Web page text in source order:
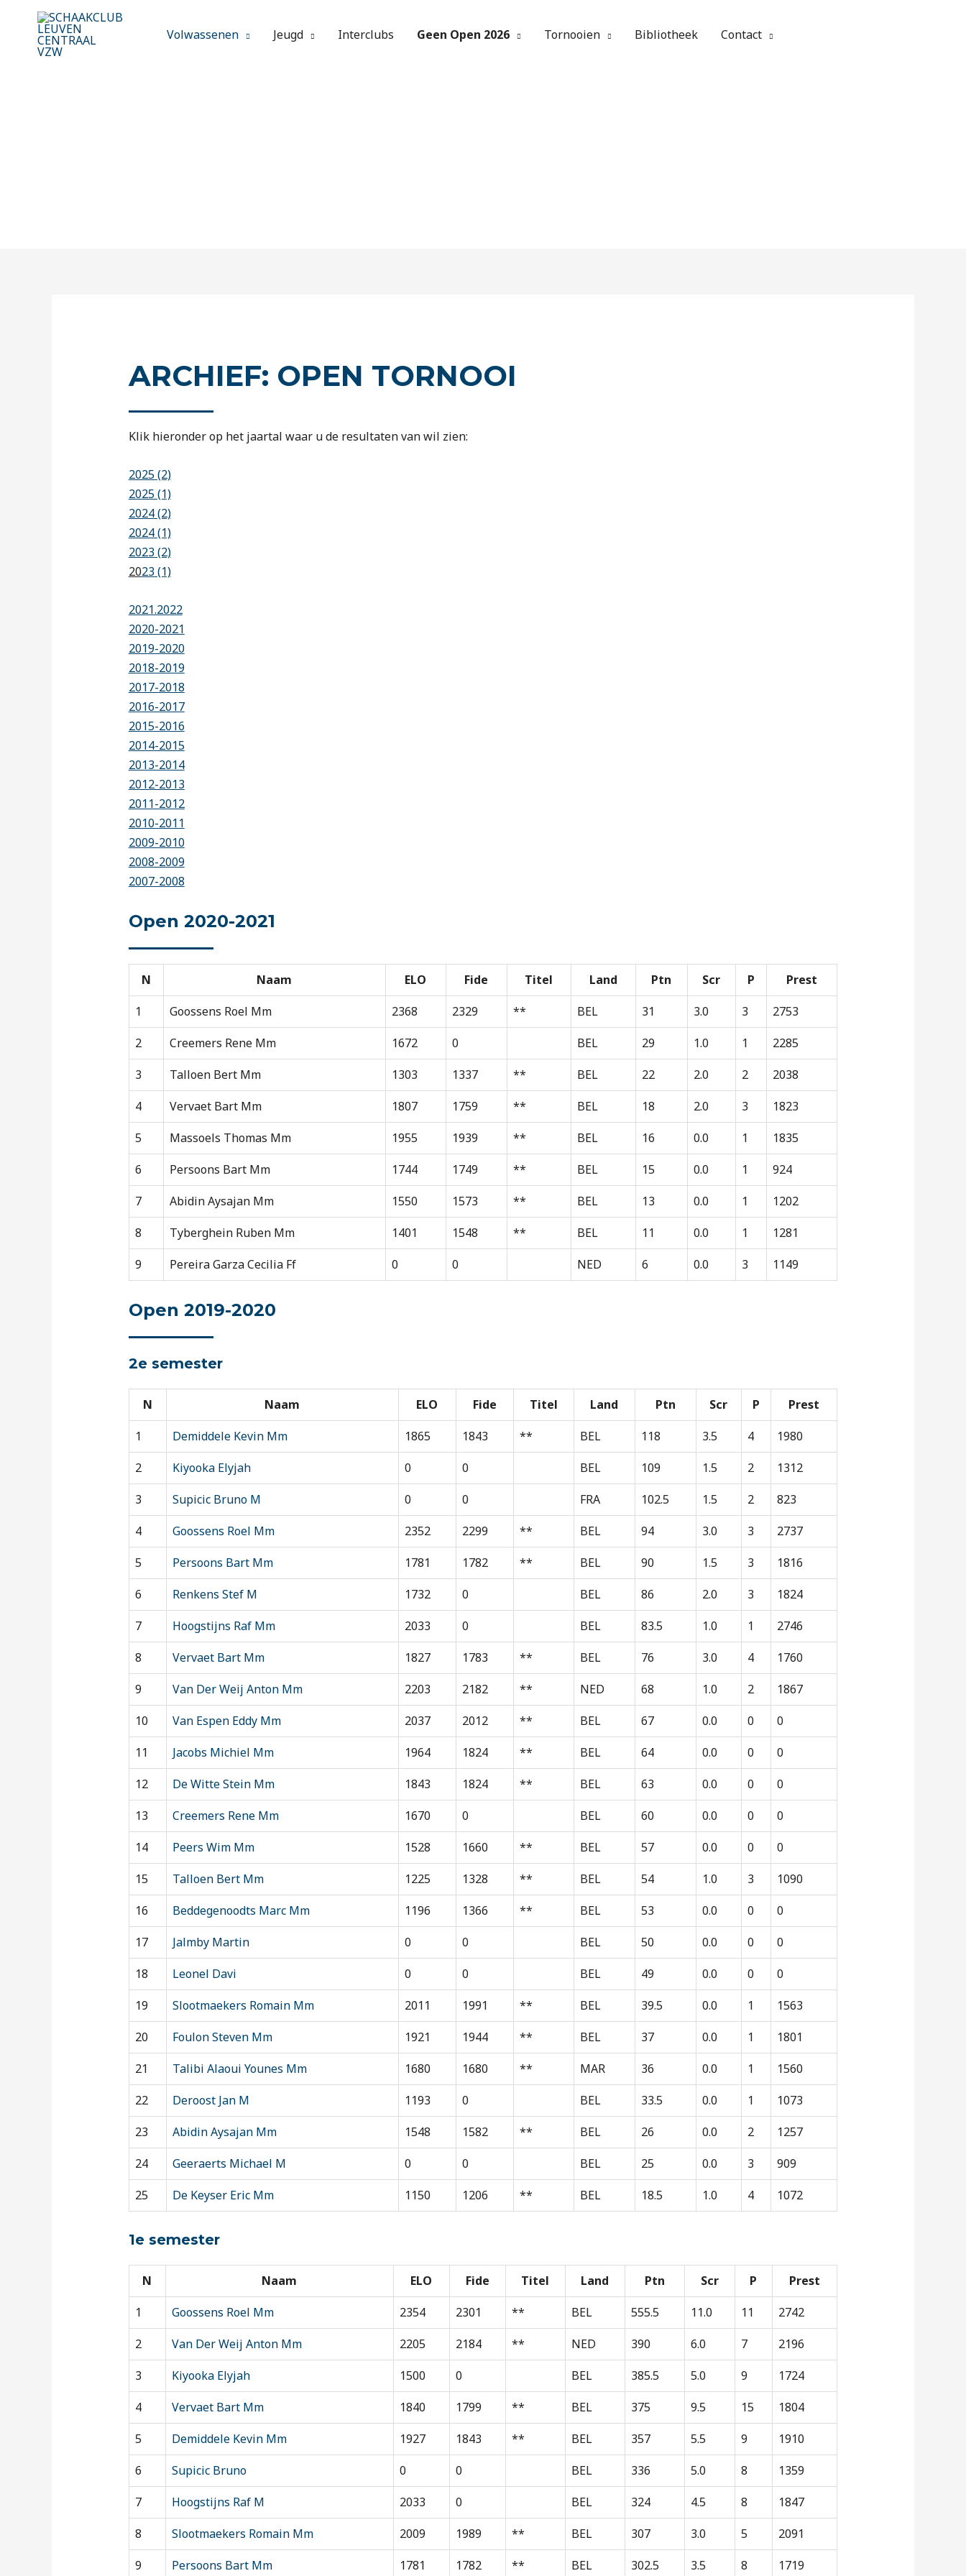
Volwassenen Jeugd Interclubs Geen Open 2026 Tornooien Bibliotheek Contact
ARCHIEF: OPEN TORNOOI
Klik hieronder op het jaartal waar u de resultaten van wil zien:
2025 (2)
2025 (1)
2024 (2)
2024 (1)
2023 (2)
2023 (1)
2021.2022
2020-2021
2019-2020
2018-2019
2017-2018
2016-2017
2015-2016
2014-2015
2013-2014
2012-2013
2011-2012
2010-2011
2009-2010
2008-2009
2007-2008
Open 2020-2021
N Naam ELO Fide Titel Land Ptn Scr P
Prest
1
Goossens Roel Mm 2368 2329 ** BEL 31 3.0 3
2753
2
Creemers Rene Mm 1672 0 BEL 29 1.0 1
2285
3
Talloen Bert Mm 1303 1337 ** BEL 22 2.0 2
2038
4
Vervaet Bart Mm 1807 1759 ** BEL 18 2.0 3
1823
5
Massoels Thomas Mm 1955 1939 ** BEL 16 0.0 1
1835
6
Persoons Bart Mm 1744 1749 ** BEL 15 0.0 1
924
7
Abidin Aysajan Mm 1550 1573 ** BEL 13 0.0 1
1202
8
Tyberghein Ruben Mm 1401 1548 ** BEL 11 0.0 1
1281
9
Pereira Garza Cecilia Ff 0 0 NED 6 0.0 3 1149
Open 2019-2020
2e semester
N Naam ELO Fide Titel Land Ptn Scr P
Prest
1
Demiddele Kevin Mm 1865 1843 ** BEL 118 3.5 4
1980
2
Kiyooka Elyjah 0 0 BEL 109 1.5 2
1312
3
Supicic Bruno M 0 0 FRA 102.5 1.5 2
823
4
Goossens Roel Mm 2352 2299 ** BEL 94 3.0 3
2737
5
Persoons Bart Mm 1781 1782 ** BEL 90 1.5 3
1816
6
Renkens Stef M 1732 0 BEL 86 2.0 3
1824
7
Hoogstijns Raf Mm 2033 0 BEL 83.5 1.0 1
2746
8
Vervaet Bart Mm 1827 1783 ** BEL 76 3.0 4
1760
9
Van Der Weij Anton Mm 2203 2182 ** NED 68 1.0 2
1867
10
Van Espen Eddy Mm 2037 2012 ** BEL 67 0.0 0
0
11
Jacobs Michiel Mm 1964 1824 ** BEL 64 0.0 0
0
12
De Witte Stein Mm 1843 1824 ** BEL 63 0.0 0
0
13
Creemers Rene Mm 1670 0 BEL 60 0.0 0
0
14
Peers Wim Mm 1528 1660 ** BEL 57 0.0 0
0
15
Talloen Bert Mm 1225 1328 ** BEL 54 1.0 3
1090
16
Beddegenoodts Marc Mm 1196 1366 ** BEL 53 0.0 0
0
17
Jalmby Martin 0 0 BEL 50 0.0 0
0
18
Leonel Davi 0 0 BEL 49 0.0 0
0
19
Slootmaekers Romain Mm 2011 1991 ** BEL 39.5 0.0 1
1563
20
Foulon Steven Mm 1921 1944 ** BEL 37 0.0 1
1801
21
Talibi Alaoui Younes Mm 1680 1680 ** MAR 36 0.0 1
1560
22
Deroost Jan M 1193 0 BEL 33.5 0.0 1
1073
23
Abidin Aysajan Mm 1548 1582 ** BEL 26 0.0 2
1257
24
Geeraerts Michael M 0 0 BEL 25 0.0 3
909
25
De Keyser Eric Mm 1150 1206 ** BEL 18.5 1.0 4 1072
1e semester
N Naam ELO Fide Titel Land Ptn Scr P
Prest
1
Goossens Roel Mm 2354 2301 ** BEL 555.5 11.0 11
2742
2
Van Der Weij Anton Mm 2205 2184 ** NED 390 6.0 7
2196
3
Kiyooka Elyjah 1500 0 BEL 385.5 5.0 9
1724
4
Vervaet Bart Mm 1840 1799 ** BEL 375 9.5 15
1804
5
Demiddele Kevin Mm 1927 1843 ** BEL 357 5.5 9
1910
6
Supicic Bruno 0 0 BEL 336 5.0 8
1359
7
Hoogstijns Raf M 2033 0 BEL 324 4.5 8
1847
8
Slootmaekers Romain Mm 2009 1989 ** BEL 307 3.0 5
2091
9
Persoons Bart Mm 1781 1782 ** BEL 302.5 3.5 8 1719